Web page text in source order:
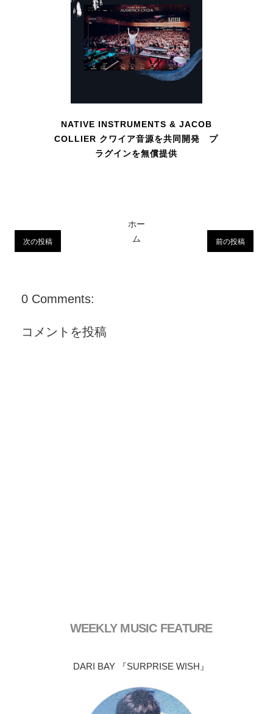
NATIVE INSTRUMENTS & JACOB
COLLIER クワイア音源を共同開発 プ
ラグインを無償提供
次の投稿 前の投稿
ホー
ム
0 Comments:
コメントを投稿
WEEKLY MUSIC FEATURE
DARI BAY 『SURPRISE WISH』